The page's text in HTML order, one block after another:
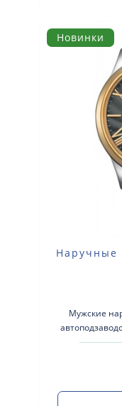
Новинки
Наручные
Мужские